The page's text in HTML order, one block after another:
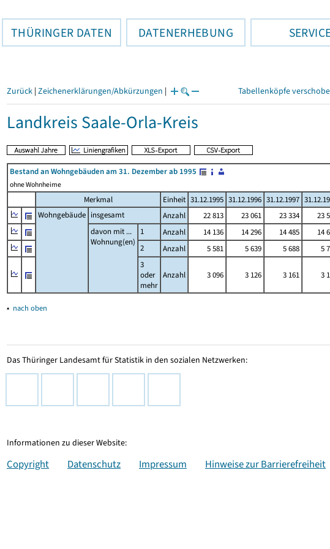
THÜRINGER DATEN DATENERHEBUNG
Zurück | Zeichenerklärungen/Abkürzungen | Tabellenköpfe
Landkreis Saale-Orla-Kreis
Bestand an Wohngebäuden am 31. Dezember ab 1995
ohne Wohnheime
Merkmal Einheit 31.12.1995 31.12.1996 31.12.1997
Wohngebäude insgesamt Anzahl 22 813 23 061 23 334 23
davon mit ...
Wohnung(en)
1 Anzahl 14 136 14 296 14 485 14
2
Anzahl 5 581 5 639 5 688 5
3
oder
mehr
Anzahl 3 096 3 126 3 161 3
▴ nach oben
Das Thüringer Landesamt für Statistik in den sozialen Netzwerken:
Informationen zu dieser Website:
Copyright Datenschutz Impressum Hinweise zur Barrierefreiheit